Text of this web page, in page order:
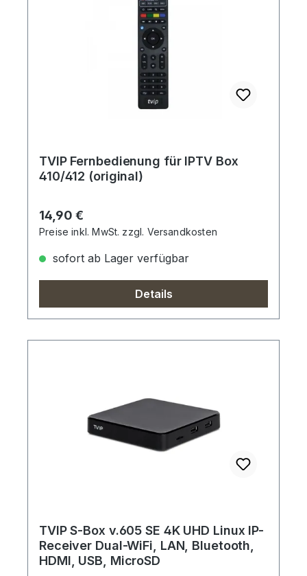
TVIP Fernbedienung für IPTV Box
410/412 (original)
Regulärer Preis:
14,90 €
Preise inkl. MwSt. zzgl. Versandkosten
sofort ab Lager verfügbar
Details
TVIP S-Box v.605 SE 4K UHD Linux IP-
Receiver Dual-WiFi, LAN, Bluetooth,
HDMI, USB, MicroSD